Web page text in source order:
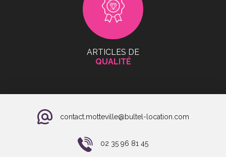
ARTICLES DE
QUALITÉ
contact.motteville@bultel-location.com
02 35 96 81 45